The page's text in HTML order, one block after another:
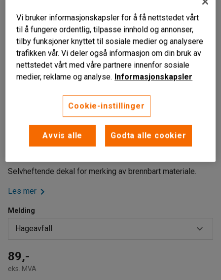
Liknende produkter
Selvheftende dekaler
Forenkler kildesorteringen
Selvheftende dekal for merking av brennbart materiale.
Les mer
Melding
Hageavfall
Brennbart materiale
Farget glass
89,-
eks. MVA
Vi bruker informasjonskapsler for å få nettstedet vårt
til å fungere ordentlig, tilpasse innhold og annonser,
tilby funksjoner knyttet til sosiale medier og analysere
trafikken vår. Vi deler også informasjon om din bruk av
nettstedet vårt med våre partnere innenfor sosiale
medier, reklame og analyse. Informasjonskapsler
Cookie-instillinger
Avvis alle Godta alle cookier